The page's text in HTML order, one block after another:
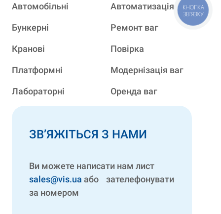
Автомобільні
Бункерні
Кранові
Платформні
Лабораторні
Автоматизація
Ремонт ваг
Повірка
Модернізація ваг
Оренда ваг
ЗВ’ЯЖІТЬСЯ З НАМИ
Ви можете написати нам лист
sales@vis.ua або зателефонувати
за номером
КНОПКА
ЗВ'ЯЗКУ